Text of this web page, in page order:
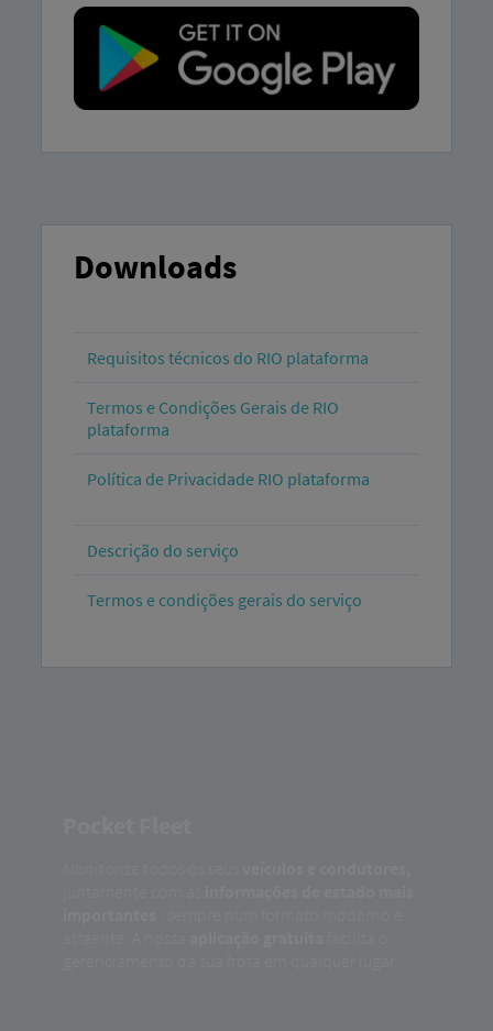
Downloads
Requisitos técnicos do RIO plataforma
Termos e Condições Gerais de RIO
plataforma
Política de Privacidade RIO plataforma
Descrição do serviço
Termos e condições gerais do serviço